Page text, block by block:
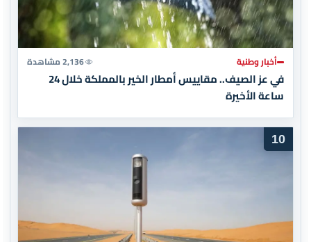
أخبار وطنية 2,136 مشاهدة
في عز الصيف.. مقاييس أمطار الخير بالمملكة خلال 24
ساعة الأخيرة
10